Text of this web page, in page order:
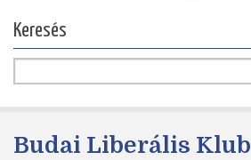
Keresés
Budai Liberális Klub